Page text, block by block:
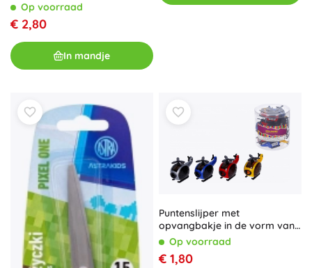
Op voorraad
€ 2,80
In mandje
Puntenslijper met
opvangbakje in de vorm van
een helikopter
Op voorraad
€ 1,80